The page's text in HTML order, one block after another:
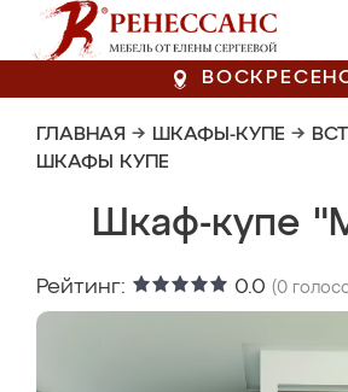
ГЛАВНАЯ → ШКАФЫ-КУПЕ →
ШКАФЫ КУПЕ
Шкаф-купе
Рейтинг: 0.0 (0